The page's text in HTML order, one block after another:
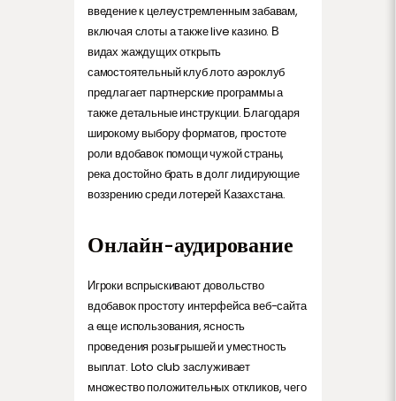
введение к целеустремленным забавам,
включая слоты а также live казино. В
видах жаждущих открыть
самостоятельный клуб лото аэроклуб
предлагает партнерские программы а
также детальные инструкции. Благодаря
широкому выбору форматов, простоте
роли вдобавок помощи чужой страны,
река достойно брать в долг лидирующие
воззрению среди лотерей Казахстана.
Онлайн-аудирование
Игроки вспрыскивают довольство
вдобавок простоту интерфейса веб-сайта
а еще использования, ясность
проведения розыгрышей и уместность
выплат. Loto club заслуживает
множество положительных откликов, чего